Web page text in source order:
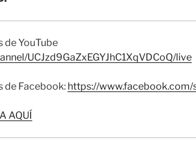
de YouTube
UCJzd9GaZxEGYJhC1XqVDCoQ/live
de Facebook: https://
AQUÍ